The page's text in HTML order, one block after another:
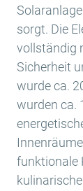
sorgt. Die
vollständig
Sicherheit
wurde ca.
wurden ca.
funktionale